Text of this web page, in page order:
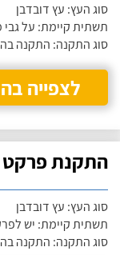
סוג העץ: עץ דובדבן
תשתית קיימת: על
סוג התקנה: התקנה
לצפייה
התקנת פרקט
סוג העץ: עץ דובדבן
תשתית קיימת: יש
סוג התקנה: התקנה